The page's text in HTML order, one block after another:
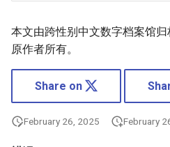
本文由跨性别中文数字档案馆
原作者所有。
Share on
February 26, 2025 February